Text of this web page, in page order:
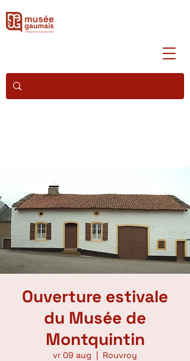
Ouverture estivale
du Musée de
Montquintin
vr 09 aug
  |
Rouvroy